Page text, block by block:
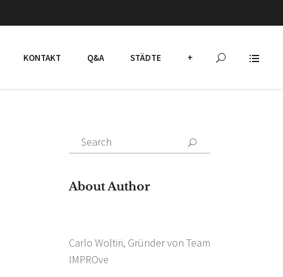
KONTAKT Q&A STÄDTE +
Search
for:
About Author
Carlo Woltiri, Gründer von Team
IMPROve